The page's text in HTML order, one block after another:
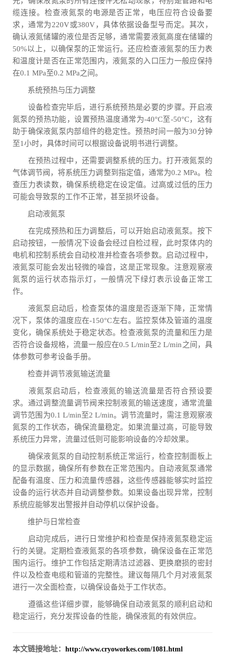
缆连接。检查液氮泵的电源是否正常，电压应符合设备要
求，通常为220V或380V，具体依据设备型号而定。其次，
确认液氮储罐的液位是否足够，通常需要液氮高度在储罐的
50%以上，以确保泵的正常运行。还应检查液氮泵的压力表
和温度计是否在正常范围内，液氮泵的入口压力一般应保持
在0.1 MPa至0.2 MPa之间。
系统预热与压力调整
设备检查完毕后，进行系统预热是必要的步骤。开启液
氮泵的预热功能，设置预热温度通常为-40°C至-50°C，这有
助于确保液氮泵内部组件的稳定性。预热时间一般为30分钟
至1小时，具体时间可以根据设备说明书进行调整。
在预热过程中，还需要调整系统的压力。打开液氮泵的
气体调节阀，将系统压力调整到指定值，通常为0.2 MPa。检
查压力表读数，确保系统稳定在设定值。过高或过低的压力
可能会导致泵的工作不正常，甚至损坏设备。
启动液氮泵
在完成预热和压力调整后，可以开始启动液氮泵。按下
启动按钮，一般情况下设备会经过自检过程，此时泵体内的
电机和控制系统会自动校准并检查各项参数。启动过程中，
液氮泵可能会发出轻微的噪音，这是正常现象。注意观察液
氮泵的运行状态指示灯，一般情况下绿灯表示设备正常工
作。
液氮泵启动后，检查泵体的温度是否逐渐下降，正常情
况下，泵体的温度应在-150°C左右。监控泵体及管道的温度
变化，确保系统处于稳定状态。检查液氮泵的流量和压力是
否符合设备规格，流量一般应在0.5 L/min至2 L/min之间，具
体参数可参考设备手册。
检查并调节液氮输送流量
液氮泵启动后，检查液氮的输送流量是否符合预设要
求。通过调整流量调节阀来控制液氮的输送速度，通常流量
调节范围为0.1 L/min至2 L/min。调节流量时，需注意观察液
氮泵的工作状态，确保流量稳定。如果流量过高，可能导致
系统压力异常，流量过低则可能影响设备的冷却效果。
确保液氮泵的自动控制系统正常运行，检查控制面板上
的显示数据，确保所有参数在正常范围内。自动液氮泵通常
配备有温度、压力和流量传感器，这些传感器能够实时监控
设备的运行状态并自动调整参数。如果设备出现异常，控制
系统应能够发出警报并自动停机以保护设备。
维护与日常检查
启动完成后，进行日常维护和检查是保持液氮泵稳定运
行的关键。定期检查液氮泵的各项参数，确保设备在正常范
围内运行。维护工作包括定期清洁过滤器、更换磨损的密封
件以及检查电缆和管道的完整性。建议每隔几个月对液氮泵
进行一次全面检查，以确保设备处于工作状态。
遵循这些详细步骤，能够确保自动液氮泵的顺利启动和
稳定运行，充分发挥设备的性能，确保液氮的有效供应。
本文链接地址： http://www.cryoworkes.com/1081.html